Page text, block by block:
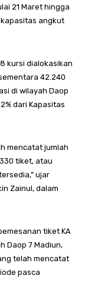
21 Maret hingga
kapasitas angkut
kursi dialokasikan
42.240
di wilayah Daop
dari Kapasitas
mencatat jumlah
tiket, atau
ujar
Zainul, dalam
tiket KA
Daop 7 Madiun,
telah mencatat
pasca